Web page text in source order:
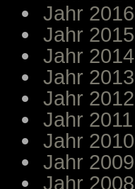
Jahr 2016
Jahr 2015
Jahr 2014
Jahr 2013
Jahr 2012
Jahr 2011
Jahr 2010
Jahr 2009
Jahr 2008